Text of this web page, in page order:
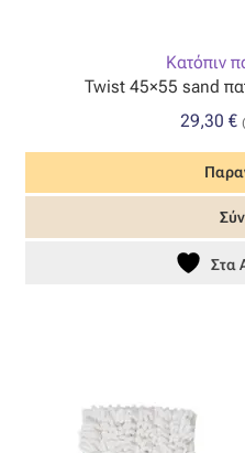
Κατόπιν
Twist 45×55 sand
29,30 €
Στα